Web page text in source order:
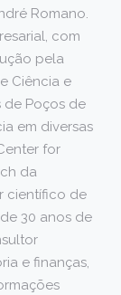
Romano.
com
pela
Ciência e
de Poços de
em diversas
for
da
científico de
30 anos de
e finanças,